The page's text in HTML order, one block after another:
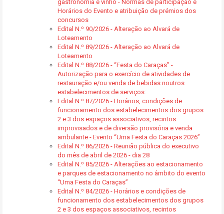
gastronomia e vinho - Normas de participação e
Horários do Evento e atribuição de prémios dos
concursos
Edital N.º 90/2026 - Alteração ao Alvará de
Loteamento
Edital N.º 89/2026 - Alteração ao Alvará de
Loteamento
Edital N.º 88/2026 - “Festa do Caraças” -
Autorização para o exercício de atividades de
restauração e/ou venda de bebidas noutros
estabelecimentos de serviços:
Edital N.º 87/2026 - Horários, condições de
funcionamento dos estabelecimentos dos grupos
2 e 3 dos espaços associativos, recintos
improvisados e de diversão provisória e venda
ambulante - Evento “Uma Festa do Caraças 2026”
Edital N.º 86/2026 - Reunião pública do executivo
do mês de abril de 2026 - dia 28
Edital N.º 85/2026 - Alterações ao estacionamento
e parques de estacionamento no âmbito do evento
“Uma Festa do Caraças”
Edital N.º 84/2026 - Horários e condições de
funcionamento dos estabelecimentos dos grupos
2 e 3 dos espaços associativos, recintos